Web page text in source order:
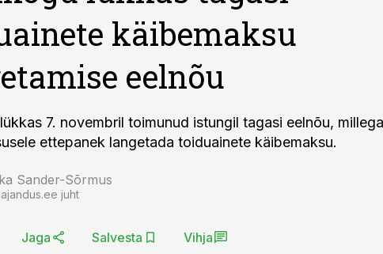
käibemaksu
eelnõu
7. novembril toimunud istungil tagasi eelnõu,
ettepanek langetada toiduainete käibemaksu.
Sander-Sõrmus
juht
Jaga Salvesta Vihja